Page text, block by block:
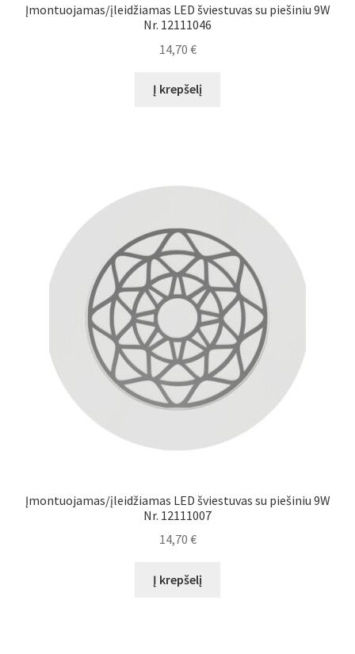
Įmontuojamas/įleidžiamas LED šviestuvas su piešiniu 9W
Nr. 12111046
14,70 €
Į krepšelį
Įmontuojamas/įleidžiamas LED šviestuvas su piešiniu 9W
Nr. 12111007
14,70 €
Į krepšelį